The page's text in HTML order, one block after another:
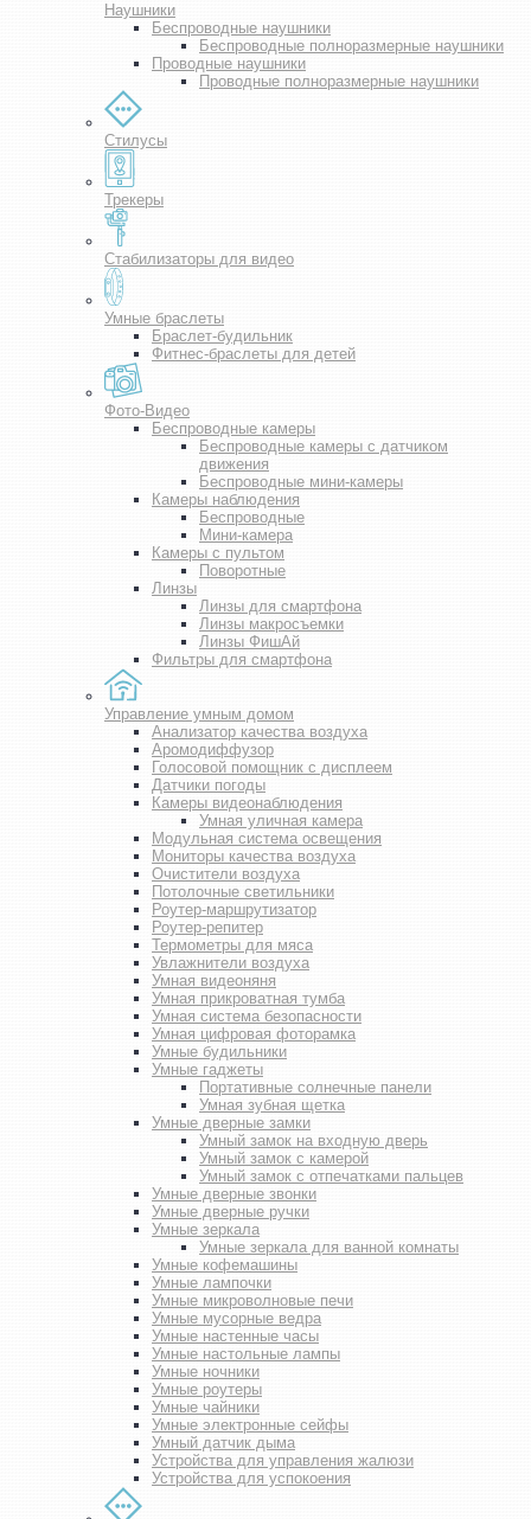
Наушники
Беспроводные наушники
Беспроводные полноразмерные наушники
Проводные наушники
Проводные полноразмерные наушники
Стилусы
Трекеры
Стабилизаторы для видео
Умные браслеты
Браслет-будильник
Фитнес-браслеты для детей
Фото-Видео
Беспроводные камеры
Беспроводные камеры с датчиком
движения
Беспроводные мини-камеры
Камеры наблюдения
Беспроводные
Мини-камера
Камеры с пультом
Поворотные
Линзы
Линзы для смартфона
Линзы макросъемки
Линзы ФишАй
Фильтры для смартфона
Управление умным домом
Анализатор качества воздуха
Аромодиффузор
Голосовой помощник с дисплеем
Датчики погоды
Камеры видеонаблюдения
Умная уличная камера
Модульная система освещения
Мониторы качества воздуха
Очистители воздуха
Потолочные светильники
Роутер-маршрутизатор
Роутер-репитер
Термометры для мяса
Увлажнители воздуха
Умная видеоняня
Умная прикроватная тумба
Умная система безопасности
Умная цифровая фоторамка
Умные будильники
Умные гаджеты
Портативные солнечные панели
Умная зубная щетка
Умные дверные замки
Умный замок на входную дверь
Умный замок с камерой
Умный замок с отпечатками пальцев
Умные дверные звонки
Умные дверные ручки
Умные зеркала
Умные зеркала для ванной комнаты
Умные кофемашины
Умные лампочки
Умные микроволновые печи
Умные мусорные ведра
Умные настенные часы
Умные настольные лампы
Умные ночники
Умные роутеры
Умные чайники
Умные электронные сейфы
Умный датчик дыма
Устройства для управления жалюзи
Устройства для успокоения